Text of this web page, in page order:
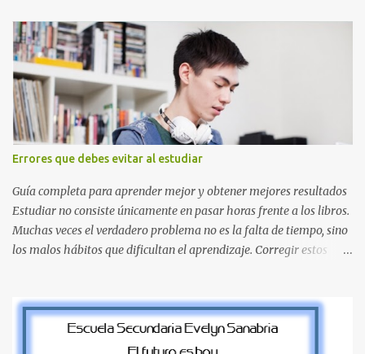
desde la J hasta la Q ¿Qué incluye este bloque de letras? En esta
sección de evecrea.com , encontrarás imágenes individuales en alta
resolución de las siguientes letras: Letras vibrantes : La J y la M en
el clásico rojo de la gorra de Mario. Tonos azules : La K y la Ñ , que
destacan por su diseño limpio y audaz. Colores secundarios : La L y
la Q en amarillo brillante, junto con la N y la P en un verde
inspirado en los niveles de los juegos. Formas icónicas : No te
pierdas la letra O , diseñada con ese estilo geométrico tan carac...
Errores que debes evitar al estudiar
Guía completa para aprender mejor y obtener mejores resultados
Estudiar no consiste únicamente en pasar horas frente a los libros.
Muchas veces el verdadero problema no es la falta de tiempo, sino
los malos hábitos que dificultan el aprendizaje. Corregir estos
exámenes, tareas y proyectos escolares. En esta guía descubrirás
cuáles son los errores más comunes al estudiar, por qué afectan tu
rendimiento y qué puedes hacer para evitarlos. Si eres estudiante